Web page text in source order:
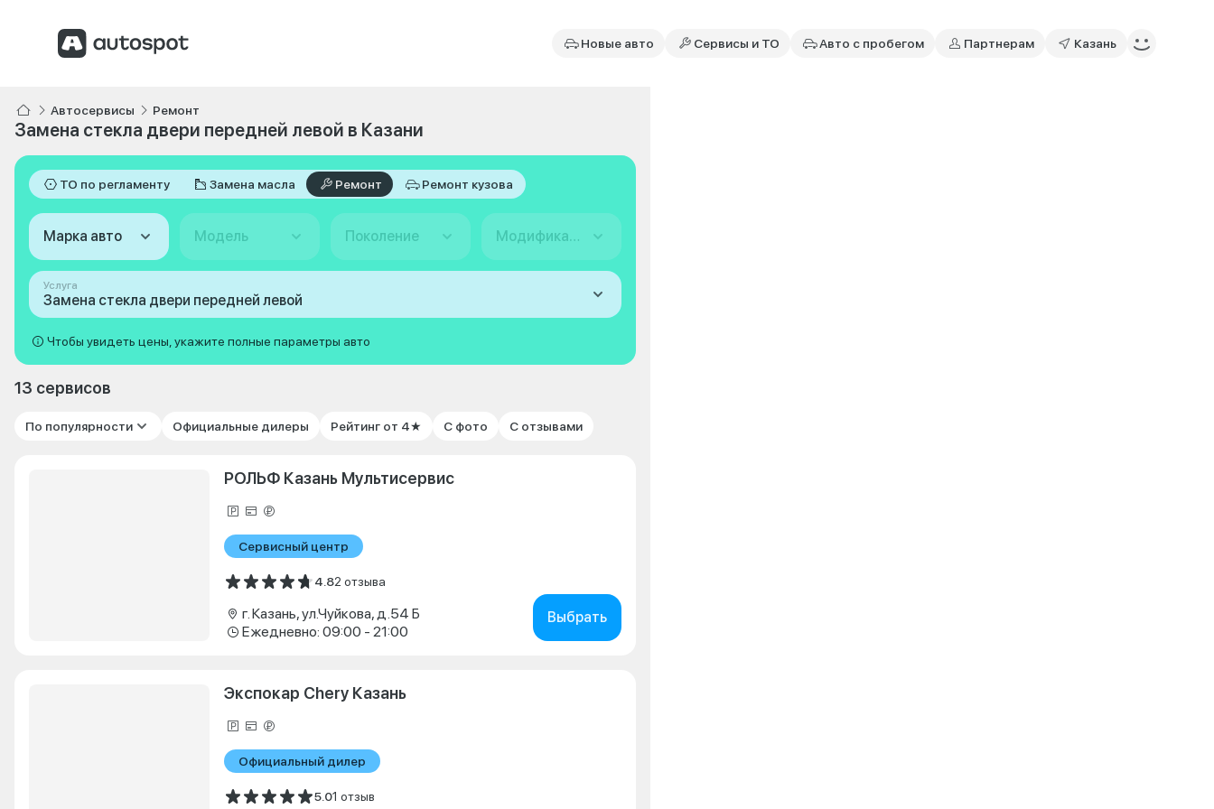
Новые авто Сервисы и ТО Авто с пробегом Партнерам Казань
Автосервисы Ремонт
Замена стекла двери передней левой в Казани
ТО по регламенту Замена масла Ремонт Ремонт кузова
Марка авто Модель Поколение Модификация
Услуга
Замена стекла двери передней левой
Чтобы увидеть цены, укажите полные параметры авто
13 сервисов
По популярности Официальные дилеры Рейтинг от 4★ С фото С отзывами
РОЛЬФ Казань Мультисервис
Сервисный центр
4.82 отзыва
г. Казань, ул.Чуйкова, д.54 Б
Ежедневно: 09:00 - 21:00
Выбрать
Экспокар Chery Казань
Официальный дилер
5.01 отзыв